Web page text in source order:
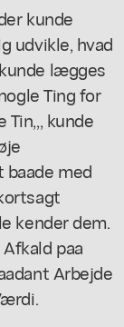
kunde
udvikle, hvad
lægges
Ting for
kunde
baade med
kender dem.
paa
Arbejde